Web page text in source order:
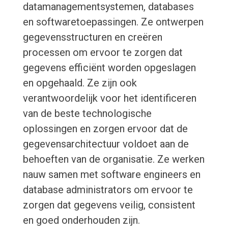
datamanagementsystemen, databases
en softwaretoepassingen. Ze ontwerpen
gegevensstructuren en creëren
processen om ervoor te zorgen dat
gegevens efficiënt worden opgeslagen
en opgehaald. Ze zijn ook
verantwoordelijk voor het identificeren
van de beste technologische
oplossingen en zorgen ervoor dat de
gegevensarchitectuur voldoet aan de
behoeften van de organisatie. Ze werken
nauw samen met software engineers en
database administrators om ervoor te
zorgen dat gegevens veilig, consistent
en goed onderhouden zijn.